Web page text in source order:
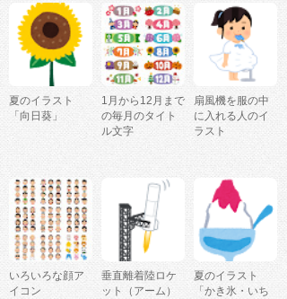
夏のイラスト
「向日葵」
1月から12月まで
の毎月のタイト
ル文字
扇風機を服の中
に入れる人のイ
ラスト
いろいろな顔ア
イコン
垂直離着陸ロケ
ット（アーム）
夏のイラスト
「かき氷・いち